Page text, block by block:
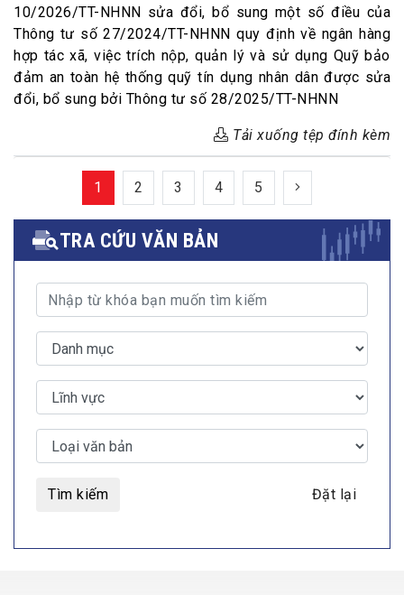
10/2026/TT-NHNN sửa đổi, bổ sung một số điều của
Thông tư số 27/2024/TT-NHNN quy định về ngân hàng
hợp tác xã, việc trích nộp, quản lý và sử dụng Quỹ bảo
đảm an toàn hệ thống quỹ tín dụng nhân dân được sửa
đổi, bổ sung bởi Thông tư số 28/2025/TT-NHNN
Tải xuống tệp đính kèm
1 2 3 4 5
TRA CỨU VĂN BẢN
Tìm kiếm Đặt lại